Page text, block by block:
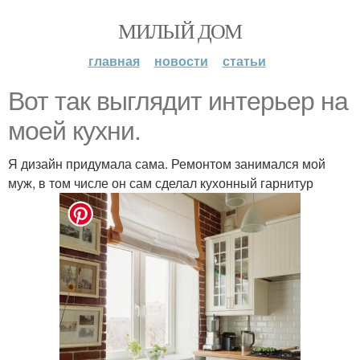
МИЛЫЙ ДОМ
главная новости статьи
Вот так выглядит интерьер на
моей кухни.
Я дизайн придумала сама. Ремонтом занимался мой
муж, в том числе он сам сделал кухонный гарнитур